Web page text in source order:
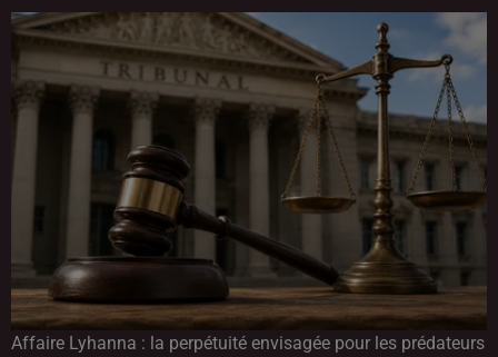
Affaire Lyhanna : la perpétuité envisagée pour les prédateurs